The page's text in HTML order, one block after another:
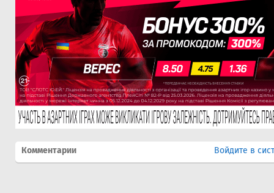
Комментарии Войдите в